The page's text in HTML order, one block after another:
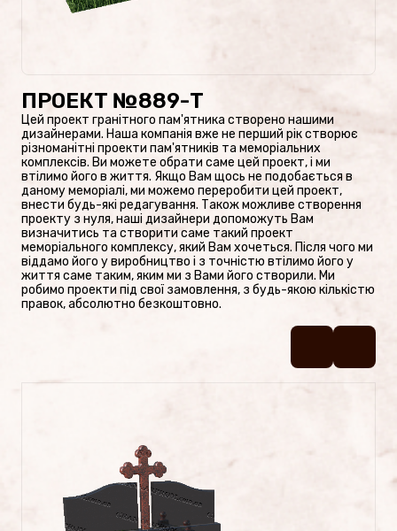
Скульптури зі скла/
Пам’ятники зі скла
ФОТОКАТАЛОГ
Пам’ятники військовим
ПОСЛУГИ
ПРОЕКТ №889-Т
Цей проект гранітного пам'ятника створено нашими
дизайнерами. Наша компанія вже не перший рік створює
різноманітні проекти пам'ятників та меморіальних
комплексів. Ви можете обрати саме цей проект, і ми
втілимо його в життя. Якщо Вам щось не подобається в
даному меморіалі, ми можемо переробити цей проект,
внести будь-які редагування. Також можливе створення
проекту з нуля, наші дизайнери допоможуть Вам
визначитись та створити саме такий проект
меморіального комплексу, який Вам хочеться. Після чого ми
віддамо його у виробництво і з точністю втілимо його у
життя саме таким, яким ми з Вами його створили. Ми
робимо проекти під свої замовлення, з будь-якою кількістю
правок, абсолютно безкоштовно.